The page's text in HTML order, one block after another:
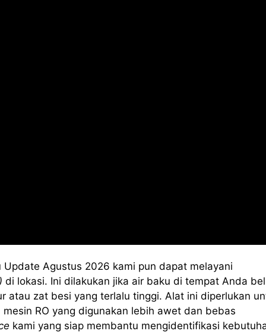
Agustus 2026 kami pun dapat melayani
di lokasi. Ini dilakukan jika air baku di tempat Anda
atau zat besi yang terlalu tinggi. Alat ini diperlukan
RO yang digunakan lebih awet dan bebas
kami yang siap membantu mengidentifikasi